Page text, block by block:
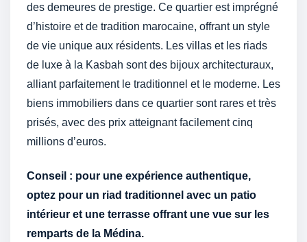
des demeures de prestige. Ce quartier est imprégné
d’histoire et de tradition marocaine, offrant un style
de vie unique aux résidents. Les villas et les riads
de luxe à la Kasbah sont des bijoux architecturaux,
alliant parfaitement le traditionnel et le moderne. Les
biens immobiliers dans ce quartier sont rares et très
prisés, avec des prix atteignant facilement cinq
millions d’euros.
Conseil : pour une expérience authentique,
optez pour un riad traditionnel avec un patio
intérieur et une terrasse offrant une vue sur les
remparts de la Médina.